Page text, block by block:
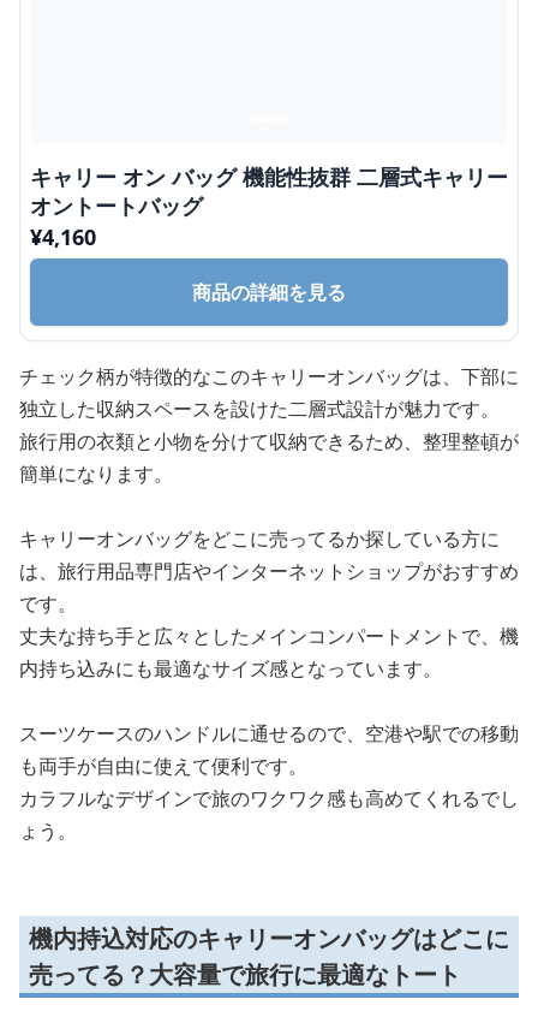
キャリー オン バッグ 機能性抜群 二層式キャリー
オントートバッグ
¥4,160
商品の詳細を見る
チェック柄が特徴的なこのキャリーオンバッグは、下部に
独立した収納スペースを設けた二層式設計が魅力です。
旅行用の衣類と小物を分けて収納できるため、整理整頓が
簡単になります。
キャリーオンバッグをどこに売ってるか探している方に
は、旅行用品専門店やインターネットショップがおすすめ
です。
丈夫な持ち手と広々としたメインコンパートメントで、機
内持ち込みにも最適なサイズ感となっています。
スーツケースのハンドルに通せるので、空港や駅での移動
も両手が自由に使えて便利です。
カラフルなデザインで旅のワクワク感も高めてくれるでし
ょう。
機内持込対応のキャリーオンバッグはどこに
売ってる？大容量で旅行に最適なトート